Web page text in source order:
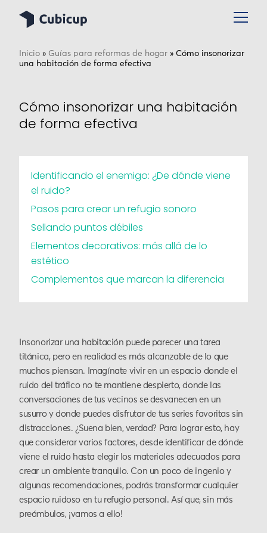
Inicio » Guías para reformas de hogar » Cómo insonorizar
una habitación de forma efectiva
Cómo insonorizar una habitación
de forma efectiva
Identificando el enemigo: ¿De dónde viene
el ruido?
Pasos para crear un refugio sonoro
Sellando puntos débiles
Elementos decorativos: más allá de lo
estético
Complementos que marcan la diferencia
Insonorizar una habitación puede parecer una tarea
titánica, pero en realidad es más alcanzable de lo que
muchos piensan. Imagínate vivir en un espacio donde el
ruido del tráfico no te mantiene despierto, donde las
conversaciones de tus vecinos se desvanecen en un
susurro y donde puedes disfrutar de tus series favoritas sin
distracciones. ¿Suena bien, verdad? Para lograr esto, hay
que considerar varios factores, desde identificar de dónde
viene el ruido hasta elegir los materiales adecuados para
crear un ambiente tranquilo. Con un poco de ingenio y
algunas recomendaciones, podrás transformar cualquier
espacio ruidoso en tu refugio personal. Así que, sin más
preámbulos, ¡vamos a ello!